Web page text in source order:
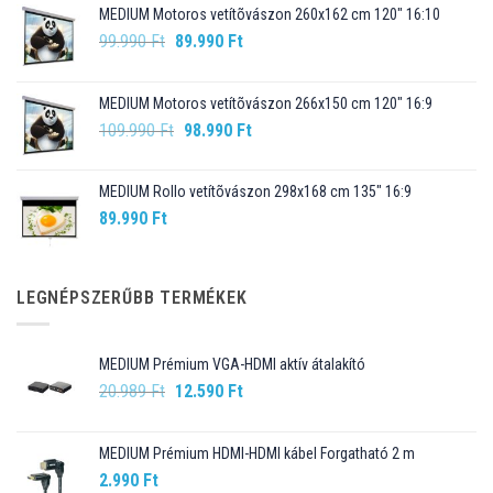
MEDIUM Motoros vetítõvászon 260x162 cm 120" 16:10
99.990Ft Original
99.990 Ft.
89.990 FtCurrent
89.990 Ft.
MEDIUM Motoros vetítõvászon 266x150 cm 120" 16:9
109.990Ft Original
109.990 Ft.
98.990 FtCurrent
98.990 Ft.
MEDIUM Rollo vetítõvászon 298x168 cm 135" 16:9
89.990 Ft
LEGNÉPSZERŰBB TERMÉKEK
MEDIUM Prémium VGA-HDMI aktív átalakító
20.989Ft Original
20.989 Ft.
12.590 FtCurrent
12.590 Ft.
MEDIUM Prémium HDMI-HDMI kábel Forgatható 2 m
2.990 Ft